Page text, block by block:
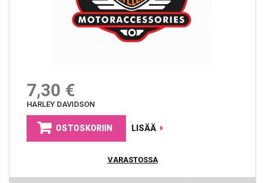
7,30 €
HARLEY DAVIDSON
OSTOSKORIIN LISÄÄ
VARASTOSSA